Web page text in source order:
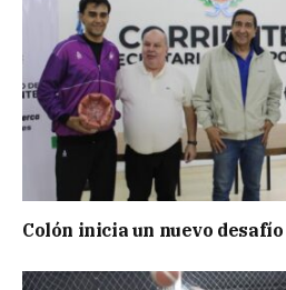
Colón inicia un nuevo